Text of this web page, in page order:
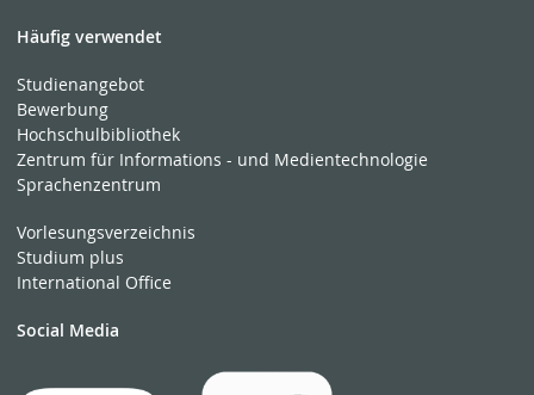
Häufig verwendet
Studienangebot
Bewerbung
Hochschulbibliothek
Zentrum für Informations - und Medientechnologie
Sprachenzentrum
Vorlesungsverzeichnis
Studium plus
International Office
Social Media